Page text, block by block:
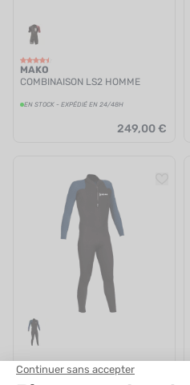
MAKO
COMBINAISON LS2 HOMME
EN STOCK - EXPÉDIÉ EN 24/48H
249,00 €
MAKO